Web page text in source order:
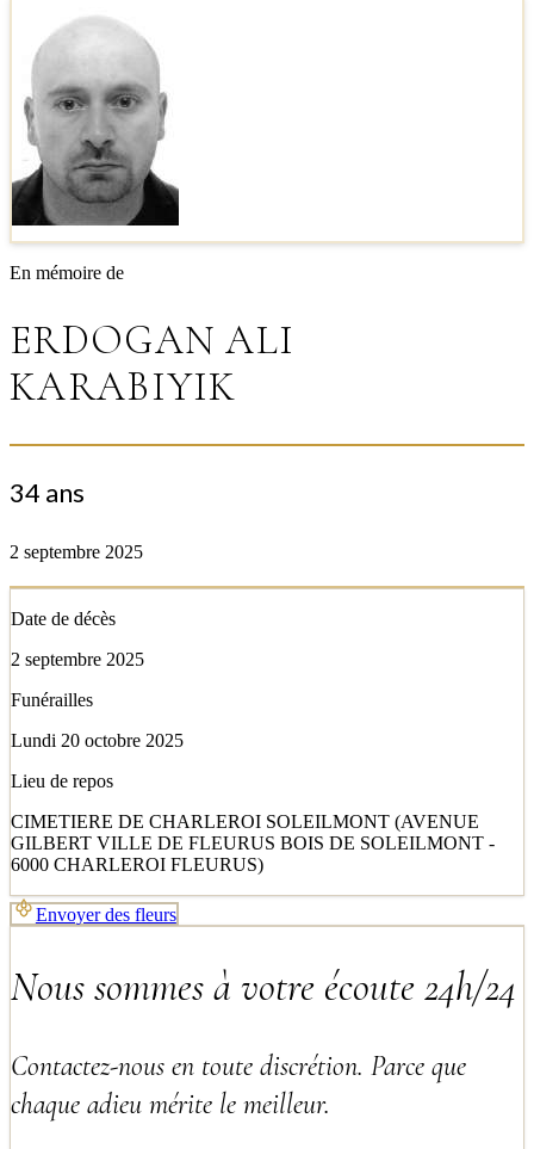
En mémoire de
ERDOGAN ALI
KARABIYIK
34 ans
2 septembre 2025
Date de décès
2 septembre 2025
Funérailles
Lundi 20 octobre 2025
Lieu de repos
CIMETIERE DE CHARLEROI SOLEILMONT (AVENUE
GILBERT VILLE DE FLEURUS BOIS DE SOLEILMONT -
6000 CHARLEROI FLEURUS)
Envoyer des fleurs
Nous sommes à votre écoute 24h/24
Contactez-nous en toute discrétion. Parce que
chaque adieu mérite le meilleur.